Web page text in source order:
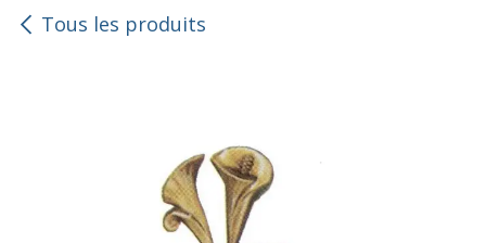
Tous les produits